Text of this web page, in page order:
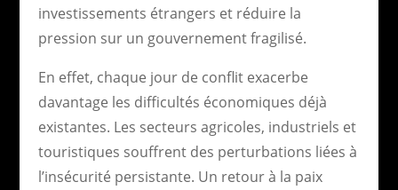
investissements étrangers et réduire la
pression sur un gouvernement fragilisé.
En effet, chaque jour de conflit exacerbe
davantage les difficultés économiques déjà
existantes. Les secteurs agricoles, industriels et
touristiques souffrent des perturbations liées à
l’insécurité persistante. Un retour à la paix